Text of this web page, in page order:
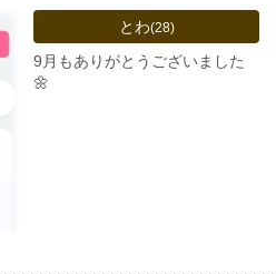
とわ(28)
9月もありがとうございました
🌼